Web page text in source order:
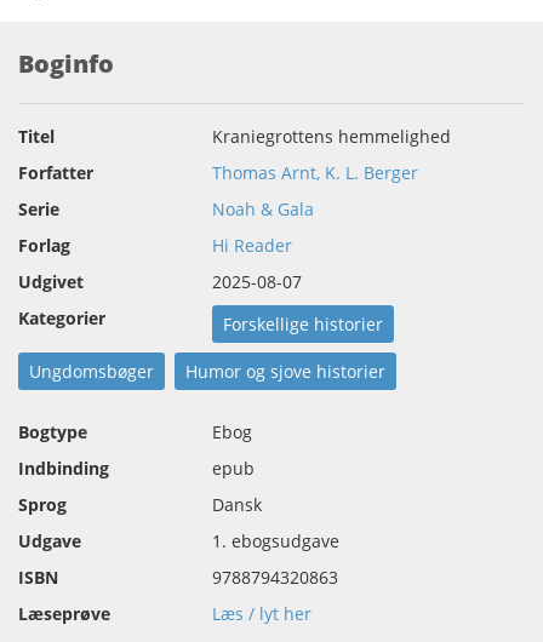
Boginfo
Titel
Kraniegrottens hemmelighed
Forfatter
Thomas Arnt, K. L. Berger
Serie
Noah & Gala
Forlag
Hi Reader
Udgivet
2025-08-07
Kategorier
Forskellige historier
Ungdomsbøger Humor og sjove historier
Bogtype
Ebog
Indbinding
epub
Sprog
Dansk
Udgave
1. ebogsudgave
ISBN
9788794320863
Læseprøve
Læs / lyt her